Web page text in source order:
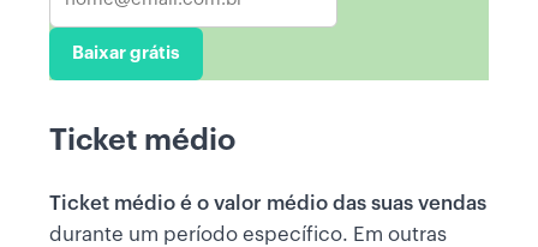
Baixar grátis
Ticket médio
Ticket médio é o valor médio das suas vendas
durante um período específico. Em outras